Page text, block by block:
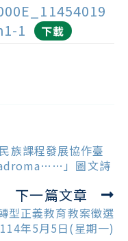
1
下載
族課程發展協作臺
」圖文詩
下一篇文章
型正義教育教案徵選
年5月5日(星期一)